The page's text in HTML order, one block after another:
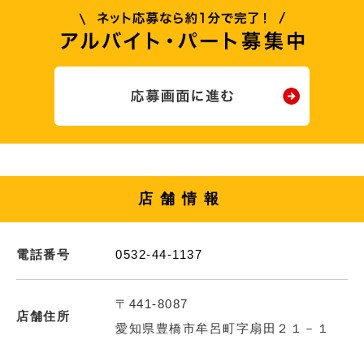
店舗情報
電話番号 0532-44-1137
店舗住所
〒441-8087
愛知県豊橋市牟呂町字扇田２１－１